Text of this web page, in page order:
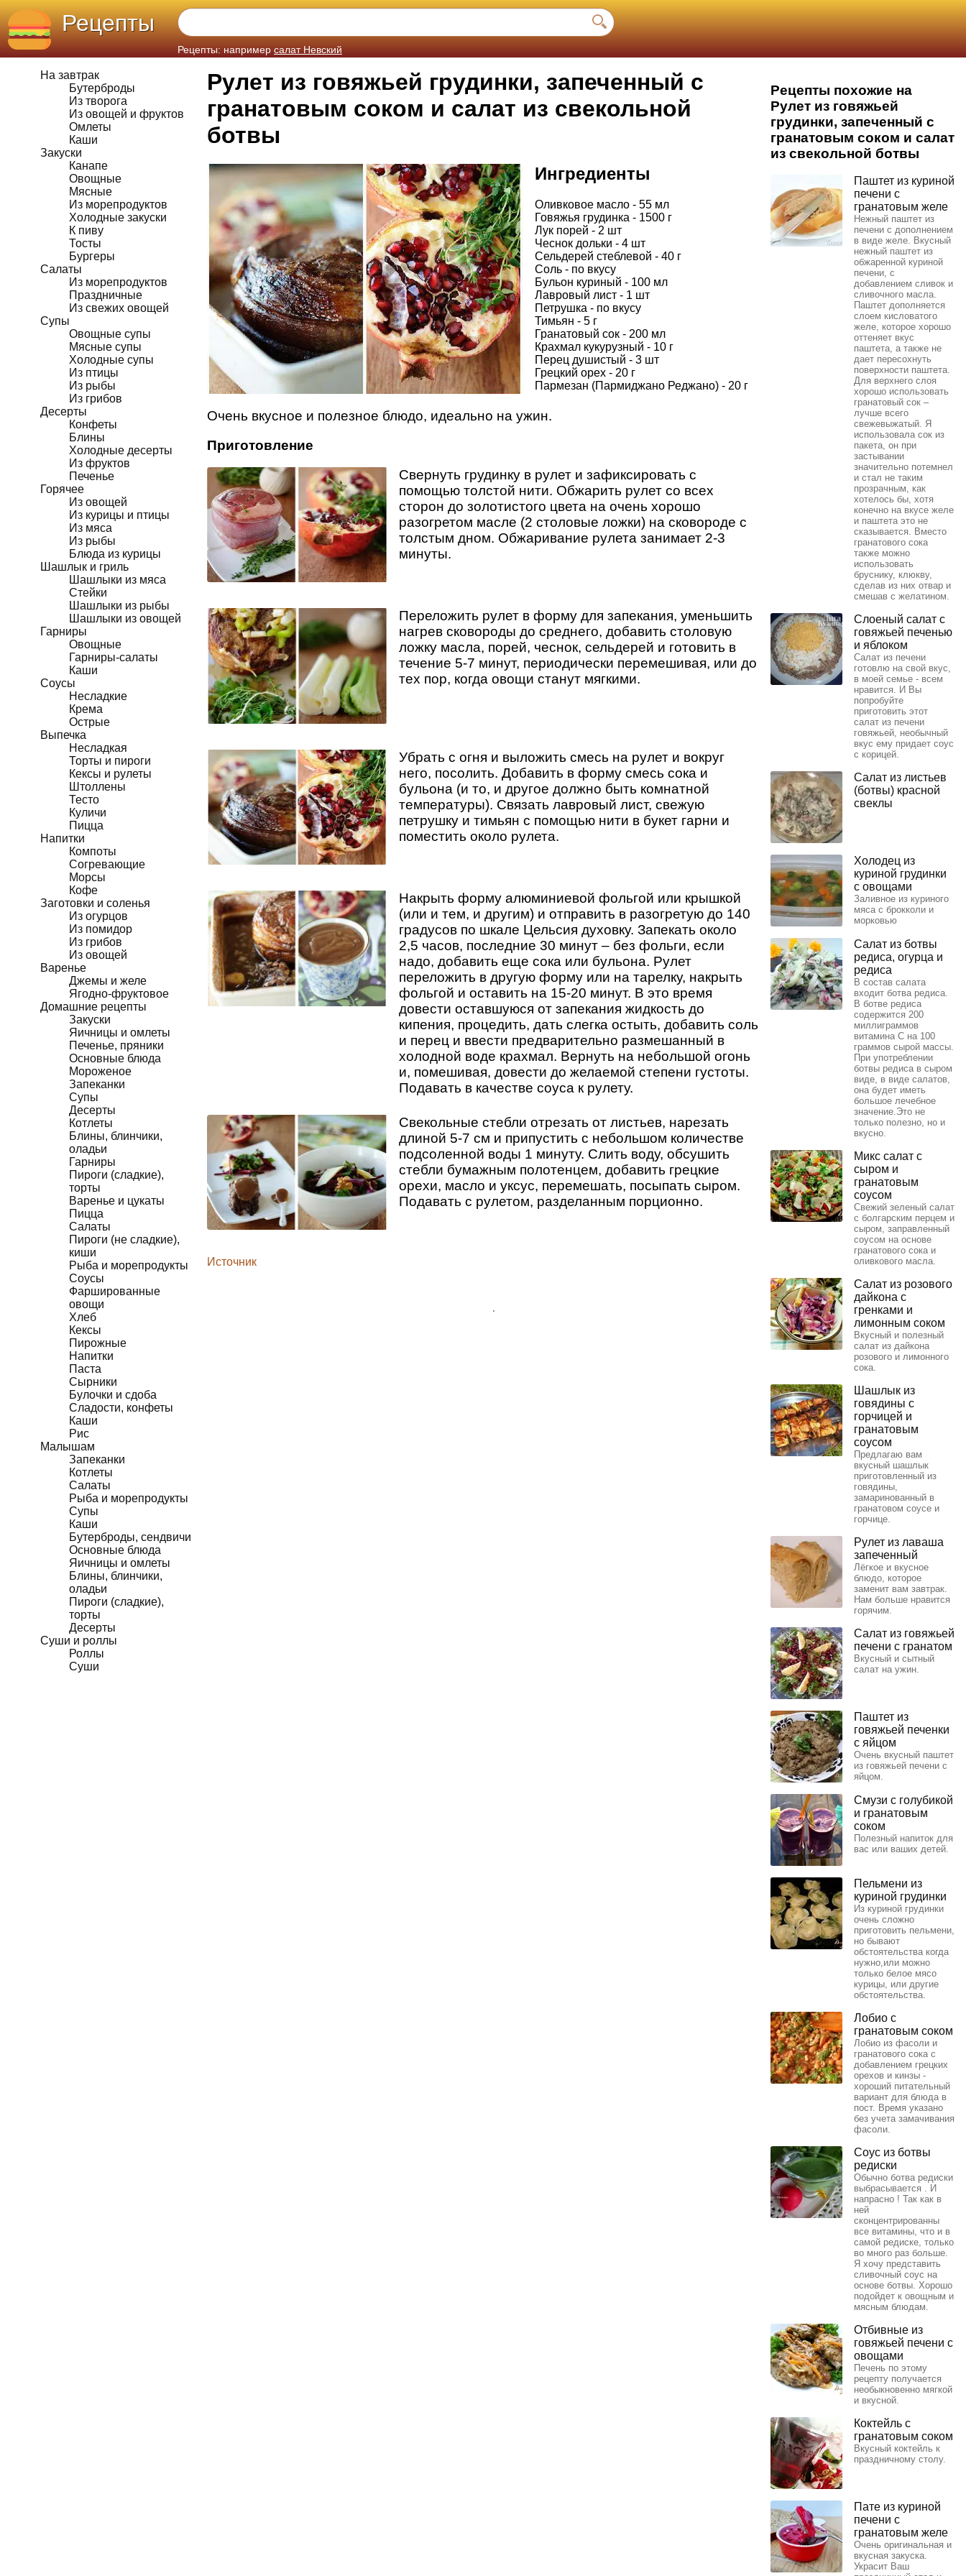
Рецепты
Рецепты: например салат Невский
На завтрак
Бутерброды
Из творога
Из овощей и фруктов
Омлеты
Каши
Закуски
Канапе
Овощные
Мясные
Из морепродуктов
Холодные закуски
К пиву
Тосты
Бургеры
Салаты
Из морепродуктов
Праздничные
Из свежих овощей
Супы
Овощные супы
Мясные супы
Холодные супы
Из птицы
Из рыбы
Из грибов
Десерты
Конфеты
Блины
Холодные десерты
Из фруктов
Печенье
Горячее
Из овощей
Из курицы и птицы
Из мяса
Из рыбы
Блюда из курицы
Шашлык и гриль
Шашлыки из мяса
Стейки
Шашлыки из рыбы
Шашлыки из овощей
Гарниры
Овощные
Гарниры-салаты
Каши
Соусы
Несладкие
Крема
Острые
Выпечка
Несладкая
Торты и пироги
Кексы и рулеты
Штоллены
Тесто
Куличи
Пицца
Напитки
Компоты
Согревающие
Морсы
Кофе
Заготовки и соленья
Из огурцов
Из помидор
Из грибов
Из овощей
Варенье
Джемы и желе
Ягодно-фруктовое
Домашние рецепты
Закуски
Яичницы и омлеты
Печенье, пряники
Основные блюда
Мороженое
Запеканки
Супы
Десерты
Котлеты
Блины, блинчики,
оладьи
Гарниры
Пироги (сладкие),
торты
Варенье и цукаты
Пицца
Салаты
Пироги (не сладкие),
киши
Рыба и морепродукты
Соусы
Фаршированные
овощи
Хлеб
Кексы
Пирожные
Напитки
Паста
Сырники
Булочки и сдоба
Сладости, конфеты
Каши
Рис
Малышам
Запеканки
Котлеты
Салаты
Рыба и морепродукты
Супы
Каши
Бутерброды, сендвичи
Основные блюда
Яичницы и омлеты
Блины, блинчики,
оладьи
Пироги (сладкие),
торты
Десерты
Суши и роллы
Роллы
Суши
Рулет из говяжьей грудинки, запеченный с
гранатовым соком и салат из свекольной
ботвы
Ингредиенты
Оливковое масло - 55 мл
Говяжья грудинка - 1500 г
Лук порей - 2 шт
Чеснок дольки - 4 шт
Сельдерей стеблевой - 40 г
Соль - по вкусу
Бульон куриный - 100 мл
Лавровый лист - 1 шт
Петрушка - по вкусу
Тимьян - 5 г
Гранатовый сок - 200 мл
Крахмал кукурузный - 10 г
Перец душистый - 3 шт
Грецкий орех - 20 г
Пармезан (Пармиджано Реджано) - 20 г
Очень вкусное и полезное блюдо, идеально на ужин.
Приготовление
Свернуть грудинку в рулет и зафиксировать с
помощью толстой нити. Обжарить рулет со всех
сторон до золотистого цвета на очень хорошо
разогретом масле (2 столовые ложки) на сковороде с
толстым дном. Обжаривание рулета занимает 2-3
минуты.
Переложить рулет в форму для запекания, уменьшить
нагрев сковороды до среднего, добавить столовую
ложку масла, порей, чеснок, сельдерей и готовить в
течение 5-7 минут, периодически перемешивая, или до
тех пор, когда овощи станут мягкими.
Убрать с огня и выложить смесь на рулет и вокруг
него, посолить. Добавить в форму смесь сока и
бульона (и то, и другое должно быть комнатной
температуры). Связать лавровый лист, свежую
петрушку и тимьян с помощью нити в букет гарни и
поместить около рулета.
Накрыть форму алюминиевой фольгой или крышкой
(или и тем, и другим) и отправить в разогретую до 140
градусов по шкале Цельсия духовку. Запекать около
2,5 часов, последние 30 минут – без фольги, если
надо, добавить еще сока или бульона. Рулет
переложить в другую форму или на тарелку, накрыть
фольгой и оставить на 15-20 минут. В это время
довести оставшуюся от запекания жидкость до
кипения, процедить, дать слегка остыть, добавить соль
и перец и ввести предварительно размешанный в
холодной воде крахмал. Вернуть на небольшой огонь
и, помешивая, довести до желаемой степени густоты.
Подавать в качестве соуса к рулету.
Свекольные стебли отрезать от листьев, нарезать
длиной 5-7 см и припустить с небольшом количестве
подсоленной воды 1 минуту. Слить воду, обсушить
стебли бумажным полотенцем, добавить грецкие
орехи, масло и уксус, перемешать, посыпать сыром.
Подавать с рулетом, разделанным порционно.
Источник
Рецепты похожие на
Рулет из говяжьей
грудинки, запеченный с
гранатовым соком и салат
из свекольной ботвы
Паштет из куриной
печени с
гранатовым желе
Нежный паштет из
печени с дополнением
в виде желе. Вкусный
нежный паштет из
обжаренной куриной
печени, с
добавлением сливок и
сливочного масла.
Паштет дополняется
слоем кисловатого
желе, которое хорошо
оттеняет вкус
паштета, а также не
дает пересохнуть
поверхности паштета.
Для верхнего слоя
хорошо использовать
гранатовый сок –
лучше всего
свежевыжатый. Я
использовала сок из
пакета, он при
застывании
значительно потемнел
и стал не таким
прозрачным, как
хотелось бы, хотя
конечно на вкусе желе
и паштета это не
сказывается. Вместо
гранатового сока
также можно
использовать
бруснику, клюкву,
сделав из них отвар и
смешав с желатином.
Слоеный салат с
говяжьей печенью
и яблоком
Салат из печени
готовлю на свой вкус,
в моей семье - всем
нравится. И Вы
попробуйте
приготовить этот
салат из печени
говяжьей, необычный
вкус ему придает соус
с корицей.
Салат из листьев
(ботвы) красной
свеклы
Холодец из
куриной грудинки
с овощами
Заливное из куриного
мяса с брокколи и
морковью
Салат из ботвы
редиса, огурца и
редиса
В состав салата
входит ботва редиса.
В ботве редиса
содержится 200
миллиграммов
витамина С на 100
граммов сырой массы.
При употреблении
ботвы редиса в сыром
виде, в виде салатов,
она будет иметь
большое лечебное
значение.Это не
только полезно, но и
вкусно.
Микс салат с
сыром и
гранатовым
соусом
Свежий зеленый салат
с болгарским перцем и
сыром, заправленный
соусом на основе
гранатового сока и
оливкового масла.
Салат из розового
дайкона с
гренками и
лимонным соком
Вкусный и полезный
салат из дайкона
розового и лимонного
сока.
Шашлык из
говядины с
горчицей и
гранатовым
соусом
Предлагаю вам
вкусный шашлык
приготовленный из
говядины,
замаринованный в
гранатовом соусе и
горчице.
Рулет из лаваша
запеченный
Лёгкое и вкусное
блюдо, которое
заменит вам завтрак.
Нам больше нравится
горячим.
Салат из говяжьей
печени с гранатом
Вкусный и сытный
салат на ужин.
Паштет из
говяжьей печенки
с яйцом
Очень вкусный паштет
из говяжьей печени с
яйцом.
Смузи с голубикой
и гранатовым
соком
Полезный напиток для
вас или ваших детей.
Пельмени из
куриной грудинки
Из куриной грудинки
очень сложно
приготовить пельмени,
но бывают
обстоятельства когда
нужно,или можно
только белое мясо
курицы, или другие
обстоятельства.
Лобио с
гранатовым соком
Лобио из фасоли и
гранатового сока с
добавлением грецких
орехов и кинзы -
хороший питательный
вариант для блюда в
пост. Время указано
без учета замачивания
фасоли.
Соус из ботвы
редиски
Обычно ботва редиски
выбрасывается . И
напрасно ! Так как в
ней
сконцентрированны
все витамины, что и в
самой редиске, только
во много раз больше.
Я хочу представить
сливочный соус на
основе ботвы. Хорошо
подойдет к овощным и
мясным блюдам.
Отбивные из
говяжьей печени с
овощами
Печень по этому
рецепту получается
необыкновенно мягкой
и вкусной.
Коктейль с
гранатовым соком
Вкусный коктейль к
праздничному столу.
Пате из куриной
печени с
гранатовым желе
Очень оригинальная и
вкусная закуска.
Украсит Ваш